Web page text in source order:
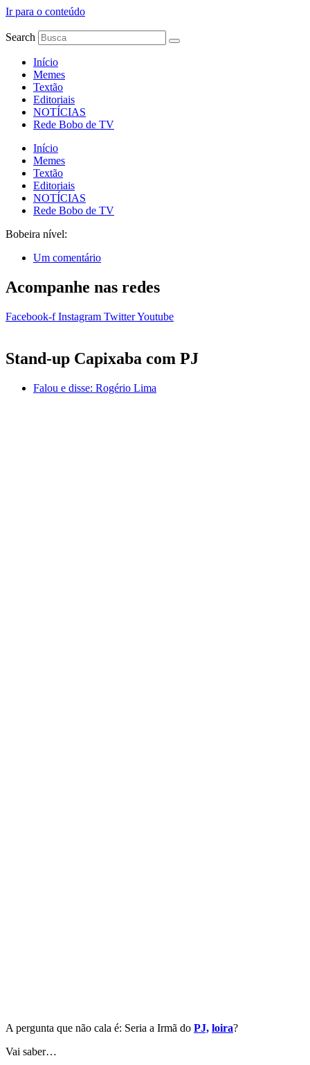
Ir para o conteúdo
Search
Início
Memes
Textão
Editoriais
NOTÍCIAS
Rede Bobo de TV
Início
Memes
Textão
Editoriais
NOTÍCIAS
Rede Bobo de TV
Bobeira nível:
Um comentário
Acompanhe nas redes
Facebook-f Instagram TwitterYoutube
Stand-up Capixaba com PJ
Falou e disse: Rogério Lima
A pergunta que não cala é: Seria a Irmã do PJ, loira?
Vai saber…